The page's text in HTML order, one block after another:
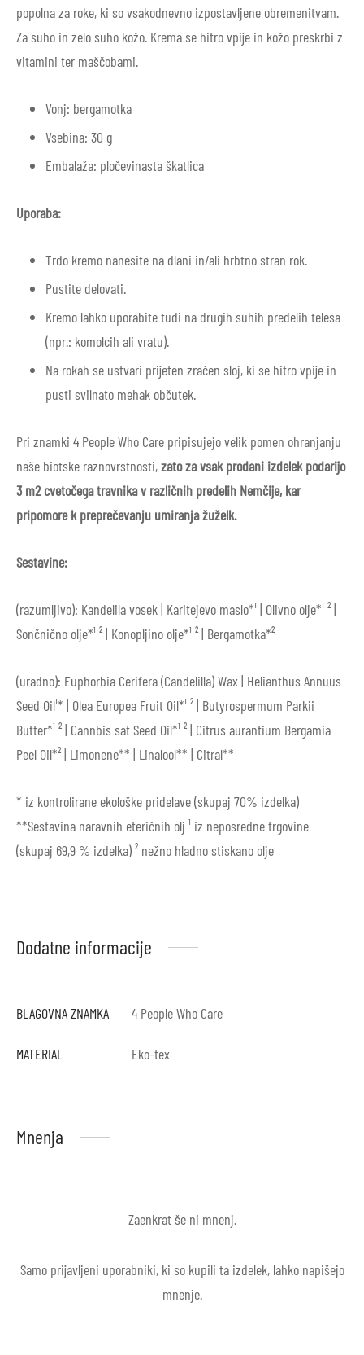
popolna za roke, ki so vsakodnevno izpostavljene obremenitvam.
Za suho in zelo suho kožo. Krema se hitro vpije in kožo preskrbi z
vitamini ter maščobami.
Vonj: bergamotka
Vsebina: 30 g
Embalaža: pločevinasta škatlica
Uporaba:
Trdo kremo nanesite na dlani in/ali hrbtno stran rok.
Pustite delovati.
Kremo lahko uporabite tudi na drugih suhih predelih telesa
(npr.: komolcih ali vratu).
Na rokah se ustvari prijeten zračen sloj, ki se hitro vpije in
pusti svilnato mehak občutek.
Pri znamki 4 People Who Care pripisujejo velik pomen ohranjanju
naše biotske raznovrstnosti,zato za vsak prodani izdelek podarijo
3 m2 cvetočega travnika v različnih predelih Nemčije, kar
pripomore k preprečevanju umiranja žuželk.
Sestavine:
(razumljivo): Kandelila vosek | Karitejevo maslo*¹ | Olivno olje*¹ ² |
Sončnično olje*¹ ² | Konopljino olje*¹ ² | Bergamotka*²
(uradno): Euphorbia Cerifera (Candelilla) Wax | Helianthus Annuus
Seed Oil¹* | Olea Europea Fruit Oil*¹ ² | Butyrospermum Parkii
Butter*¹ ² | Cannbis sat Seed Oil*¹ ² | Citrus aurantium Bergamia
Peel Oil*² | Limonene** | Linalool** | Citral**
* iz kontrolirane ekološke pridelave (skupaj 70% izdelka)
**Sestavina naravnih eteričnih olj ¹ iz neposredne trgovine
(skupaj 69,9 % izdelka) ² nežno hladno stiskano olje
Dodatne informacije
BLAGOVNA ZNAMKA 4 People Who Care
MATERIAL Eko-tex
Mnenja
Zaenkrat še ni mnenj.
Samo prijavljeni uporabniki, ki so kupili ta izdelek, lahko napišejo
mnenje.